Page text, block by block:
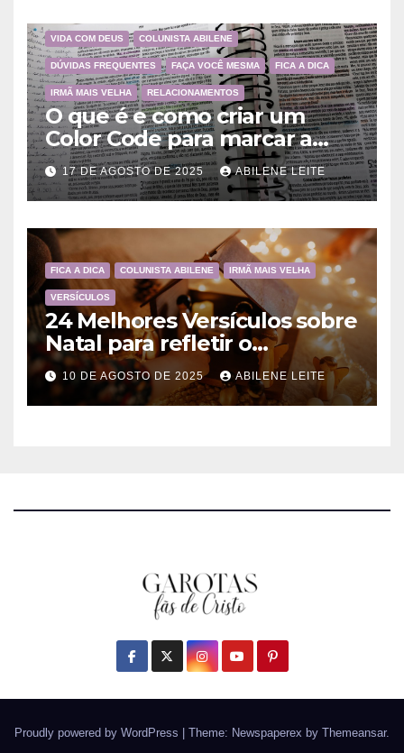
VIDA COM DEUS COLUNISTA ABILENE
DÚVIDAS FREQUENTES FAÇA VOCÊ MESMA FICA A DICA
IRMÃ MAIS VELHA RELACIONAMENTOS
O que é e como criar um
Color Code para marcar a
Bíblia?
17 DE AGOSTO DE 2025 ABILENE LEITE
FICA A DICA COLUNISTA ABILENE IRMÃ MAIS VELHA
VERSÍCULOS
24 Melhores Versículos sobre
Natal para refletir o
Nascimento de Jesus
10 DE AGOSTO DE 2025 ABILENE LEITE
Proudly powered by WordPress Theme: Newspaperex by Themeansar.